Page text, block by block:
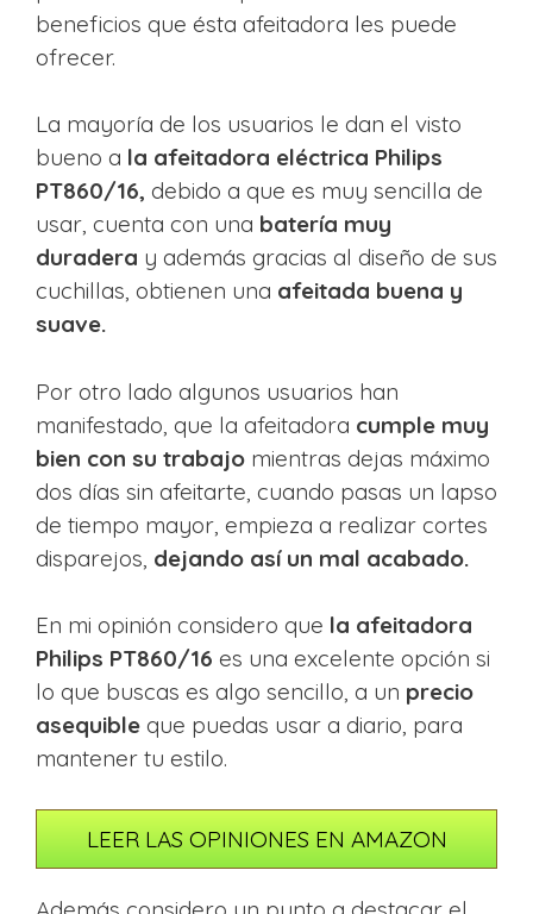
beneficios que ésta afeitadora les puede
ofrecer.
La mayoría de los usuarios le dan el visto
bueno a la afeitadora eléctrica Philips
PT860/16, debido a que es muy sencilla de
usar, cuenta con una batería muy
duradera y además gracias al diseño de sus
cuchillas, obtienen una afeitada buena y
suave.
Por otro lado algunos usuarios han
manifestado, que la afeitadora cumple muy
bien con su trabajo mientras dejas máximo
dos días sin afeitarte, cuando pasas un lapso
de tiempo mayor, empieza a realizar cortes
disparejos, dejando así un mal acabado.
En mi opinión considero que la afeitadora
Philips PT860/16 es una excelente opción si
lo que buscas es algo sencillo, a un precio
asequible que puedas usar a diario, para
mantener tu estilo.
LEER LAS OPINIONES EN AMAZON